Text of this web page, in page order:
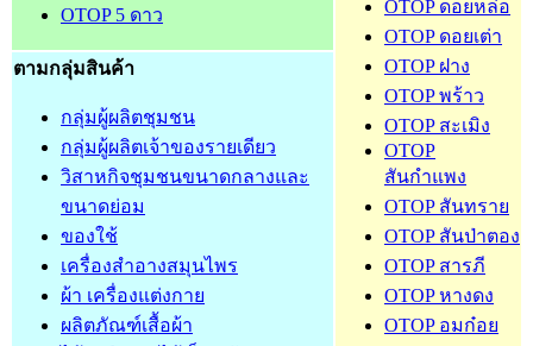
OTOP 5 ดาว
OTOP ดอยหล่อ
OTOP ดอยเต่า
OTOP ฝาง
OTOP พร้าว
OTOP สะเมิง
OTOP
สันกำแพง
OTOP สันทราย
OTOP สันป่าตอง
OTOP สารภี
OTOP หางดง
OTOP อมก๋อย
ตามกลุ่มสินค้า
กลุ่มผู้ผลิตชุมชน
กลุ่มผู้ผลิตเจ้าของรายเดียว
วิสาหกิจชุมชนขนาดกลางและ
ขนาดย่อม
ของใช้
เครื่องสำอางสมุนไพร
ผ้า เครื่องแต่งกาย
ผลิตภัณฑ์เสื้อผ้า